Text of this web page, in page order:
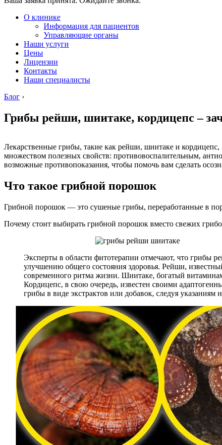
О клинике
Информация для пациентов
Управляющие органы
Наши услуги
Цены
Лицензии
Контакты
Наши специалисты
Блог ›
Грибы рейши, шиитаке, кордицепс –
Лекарственные грибы, такие как рейши, шиитаке и
множеством полезных свойств: противовоспалительным,
возможные противопоказания, чтобы помочь вам сделать
Что такое грибной порошок
Грибной порошок — это сушеные грибы, переработанные в
Почему стоит выбирать грибной порошок вместо свежих
Эксперты в области фитотерапии отмечают, что грибы
улучшению общего состояния здоровья. Рейши,
современного ритма жизни. Шиитаке, богатый
Кордицепс, в свою очередь, известен своими
грибы в виде экстрактов или добавок, следуя